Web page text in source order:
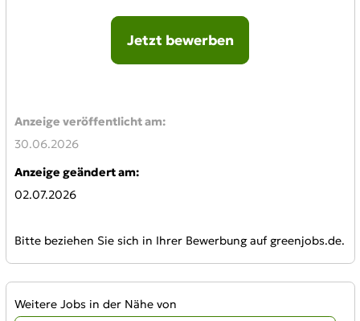
Jetzt bewerben
Anzeige veröffentlicht am:
30.06.2026
Anzeige geändert am:
02.07.2026
Bitte beziehen Sie sich in Ihrer Bewerbung auf greenjobs.de.
Weitere Jobs in der Nähe von